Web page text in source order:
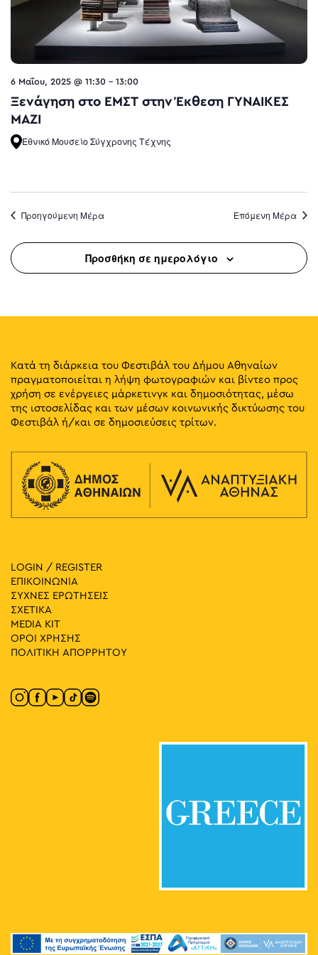
6 Μαΐου, 2025 @ 11:30 - 13:00
Ξενάγηση στο ΕΜΣΤ στην Έκθεση ΓΥΝΑΙΚΕΣ
ΜΑΖΙ
Εθνικό Μουσείο Σύγχρονης Τέχνης
Προηγούμενη Μέρα Επόμενη Μέρα
Προσθήκη σε ημερολόγιο
Κατά τη διάρκεια του Φεστιβάλ του Δήμου Αθηναίων
πραγματοποιείται η λήψη φωτογραφιών και βίντεο προς
χρήση σε ενέργειες μάρκετινγκ και δημοσιότητας, μέσω
της ιστοσελίδας και των μέσων κοινωνικής δικτύωσης του
Φεστιβάλ ή/και σε δημοσιεύσεις τρίτων.
LOGIN / REGISTER
ΕΠΙΚΟΙΝΩΝΙΑ
ΣΥΧΝΕΣ ΕΡΩΤΗΣΕΙΣ
ΣΧΕΤΙΚΑ
MEDIA ΚIT
ΟΡΟΙ ΧΡΗΣΗΣ
ΠΟΛΙΤΙΚΗ ΑΠΟΡΡΗΤΟΥ